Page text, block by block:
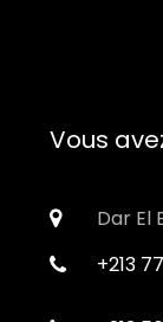
Vous
Dar El
+213